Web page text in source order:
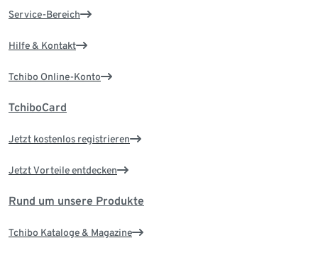
Service-Bereich
Hilfe & Kontakt
Tchibo Online-Konto
TchiboCard
Jetzt kostenlos registrieren
Jetzt Vorteile entdecken
Rund um unsere Produkte
Tchibo Kataloge & Magazine